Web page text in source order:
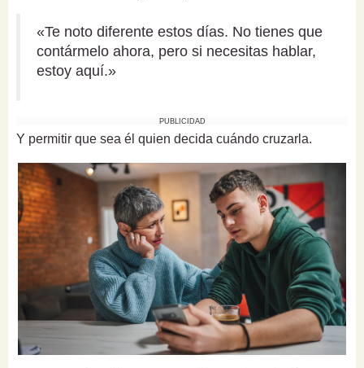
«Te noto diferente estos días. No tienes que
contármelo ahora, pero si necesitas hablar,
estoy aquí.»
PUBLICIDAD
Y permitir que sea él quien decida cuándo cruzarla.